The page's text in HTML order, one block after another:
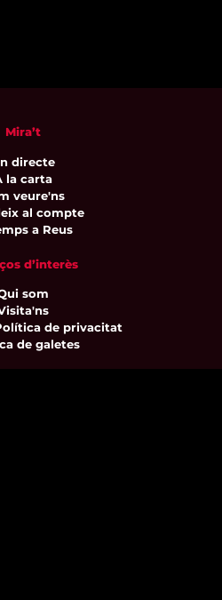
Mira’t
directe
la carta
veure'ns
al compte
a Reus
d’interès
som
de privacitat
de galetes